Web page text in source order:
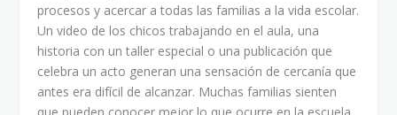
procesos y acercar a todas las familias a la vida escolar.
Un video de los chicos trabajando en el aula, una
historia con un taller especial o una publicación que
celebra un acto generan una sensación de cercanía que
antes era difícil de alcanzar. Muchas familias sienten
que pueden conocer mejor lo que ocurre en la escuela